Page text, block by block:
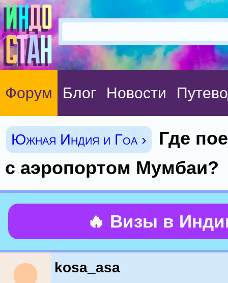
Форум Блог Новости
Южная Индия и Гоа ›
Где
с аэропортом Мумбаи?
🔥 Визы в
kosa_asa